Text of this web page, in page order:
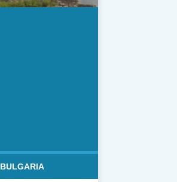
BULGARIA